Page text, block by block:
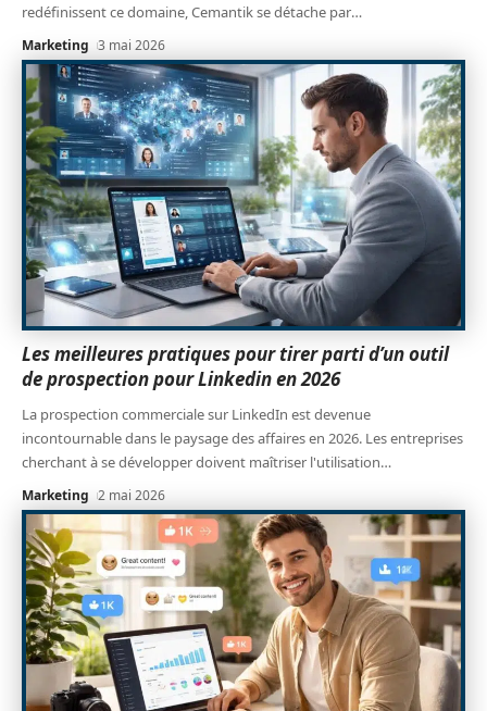
redéfinissent ce domaine, Cemantik se détache par…
Marketing 3 mai 2026
Les meilleures pratiques pour tirer parti d’un outil
de prospection pour Linkedin en 2026
La prospection commerciale sur LinkedIn est devenue
incontournable dans le paysage des affaires en 2026. Les entreprises
cherchant à se développer doivent maîtriser l'utilisation…
Marketing 2 mai 2026